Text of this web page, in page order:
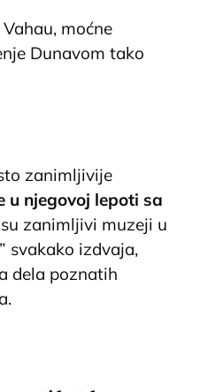
moćne
Dunavom tako
zanimljivije
u njegovoj lepoti sa
zanimljivi muzeji u
svakako izdvaja,
dela poznatih